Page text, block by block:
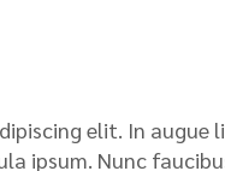
elit. In
ipsum. Nunc